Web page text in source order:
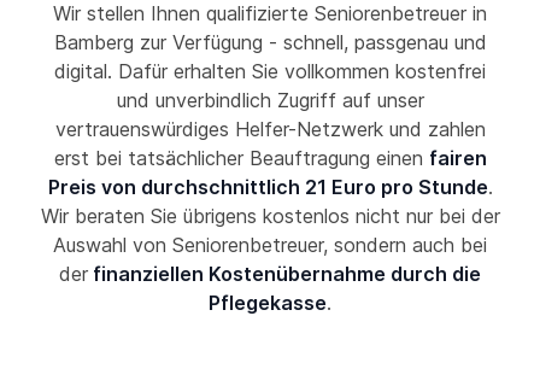
Wir stellen Ihnen qualifizierte Seniorenbetreuer in
Bamberg zur Verfügung - schnell, passgenau und
digital. Dafür erhalten Sie vollkommen kostenfrei
und unverbindlich Zugriff auf unser
vertrauenswürdiges Helfer-Netzwerk und zahlen
erst bei tatsächlicher Beauftragung einen fairen
Preis von durchschnittlich 21 Euro pro Stunde.
Wir beraten Sie übrigens kostenlos nicht nur bei der
Auswahl von Seniorenbetreuer, sondern auch bei
der finanziellen Kostenübernahme durch die
Pflegekasse.